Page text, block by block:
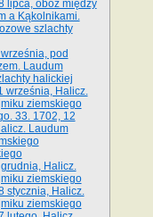
lipca, obóz między
a Kąkolnikami.
szlachty
pod
Laudum
halickiej
września, Halicz.
ziemskiego
33. 1702, 12
Laudum
Halicz.
ziemskiego
stycznia, Halicz.
ziemskiego